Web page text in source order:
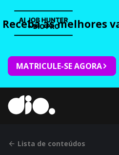
Receba as melhores
MATRICULE-SE AGORA
Lista de conteúdos